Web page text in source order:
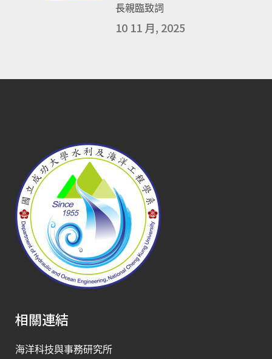
長親臨致詞
10 11 月, 2025
相關連結
海洋科技與事務研究所